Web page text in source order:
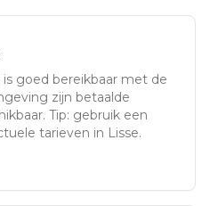
is goed bereikbaar met de
zijn betaalde
Tip: gebruik een
tarieven in Lisse.